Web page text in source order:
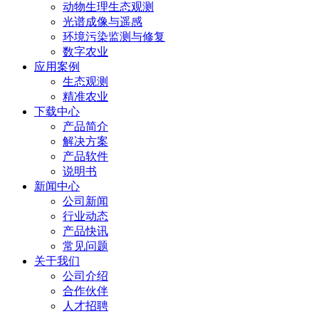
动物生理生态观测
光谱成像与遥感
环境污染监测与修复
数字农业
应用案例
生态观测
精准农业
下载中心
产品简介
解决方案
产品软件
说明书
新闻中心
公司新闻
行业动态
产品快讯
常见问题
关于我们
公司介绍
合作伙伴
人才招聘